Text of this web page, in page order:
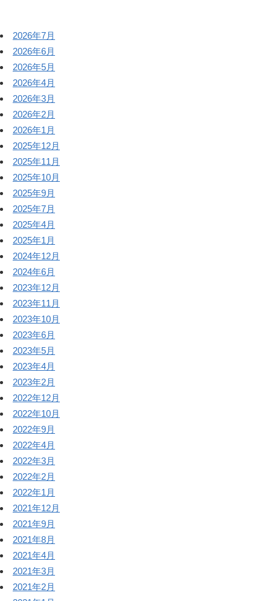
2026年7月
2026年6月
2026年5月
2026年4月
2026年3月
2026年2月
2026年1月
2025年12月
2025年11月
2025年10月
2025年9月
2025年7月
2025年4月
2025年1月
2024年12月
2024年6月
2023年12月
2023年11月
2023年10月
2023年6月
2023年5月
2023年4月
2023年2月
2022年12月
2022年10月
2022年9月
2022年4月
2022年3月
2022年2月
2022年1月
2021年12月
2021年9月
2021年8月
2021年4月
2021年3月
2021年2月